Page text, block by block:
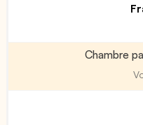
Chambre